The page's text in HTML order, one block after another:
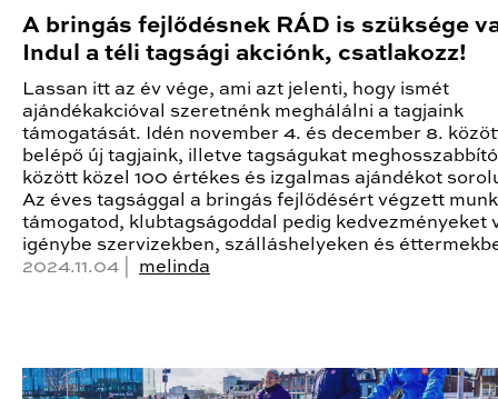
A bringás fejlődésnek RÁD is szüksége
Indul a téli tagsági akciónk, csatlakozz!
Lassan itt az év vége, ami azt jelenti, hogy ismét
ajándékakcióval szeretnénk meghálálni a tagjaink
támogatását. Idén november 4. és december 8.
belépő új tagjaink, illetve tagságukat
között közel 100 értékes és izgalmas ajándékot
Az éves tagsággal a bringás fejlődésért végzett
támogatod, klubtagságoddal pedig kedvezményeket
igénybe szervizekben, szálláshelyeken és
2024.11.04 | melinda